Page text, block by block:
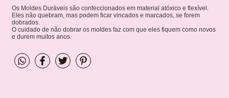
Os Moldes Duráveis são confeccionados em material atóxico e flexível.
Eles não quebram, mas podem ficar vincados e marcados, se forem
dobrados.
O cuidado de não dobrar os moldes faz com que eles fiquem como novos
e durem muitos anos.